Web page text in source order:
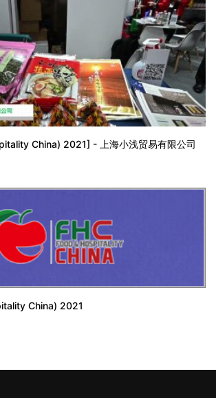
China) 2021] - 上海小浅贸易有限公司
China) 2021